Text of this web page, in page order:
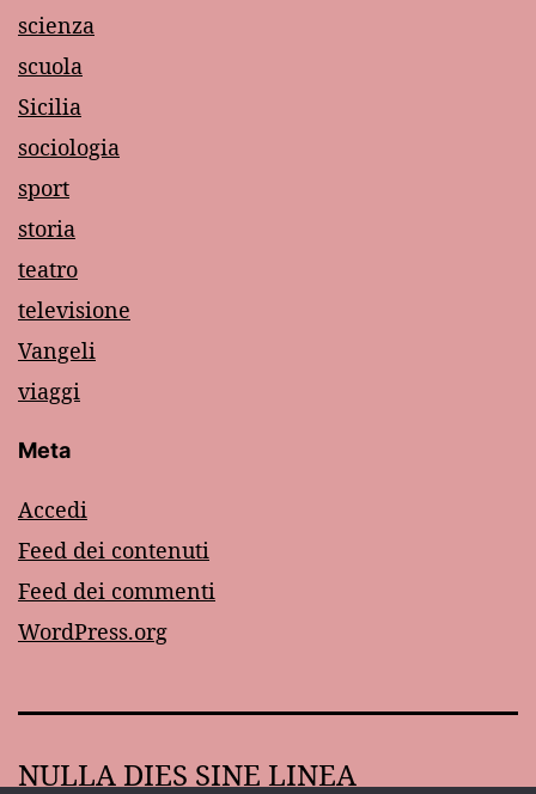
scienza
scuola
Sicilia
sociologia
sport
storia
teatro
televisione
Vangeli
viaggi
Meta
Accedi
Feed dei contenuti
Feed dei commenti
WordPress.org
NULLA DIES SINE LINEA